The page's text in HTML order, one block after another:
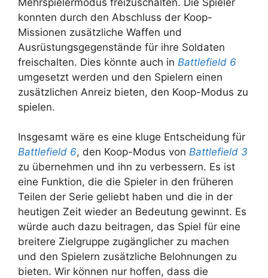
konnten durch den Abschluss der Koop-
Missionen zusätzliche Waffen und
Ausrüstungsgegenstände für ihre Soldaten
freischalten. Dies könnte auch in Battlefield 6
umgesetzt werden und den Spielern einen
zusätzlichen Anreiz bieten, den Koop-Modus zu
spielen.
Insgesamt wäre es eine kluge Entscheidung für
Battlefield 6, den Koop-Modus von Battlefield 3
zu übernehmen und ihn zu verbessern. Es ist
eine Funktion, die die Spieler in den früheren
Teilen der Serie geliebt haben und die in der
heutigen Zeit wieder an Bedeutung gewinnt. Es
würde auch dazu beitragen, das Spiel für eine
breitere Zielgruppe zugänglicher zu machen
und den Spielern zusätzliche Belohnungen zu
bieten. Wir können nur hoffen, dass die